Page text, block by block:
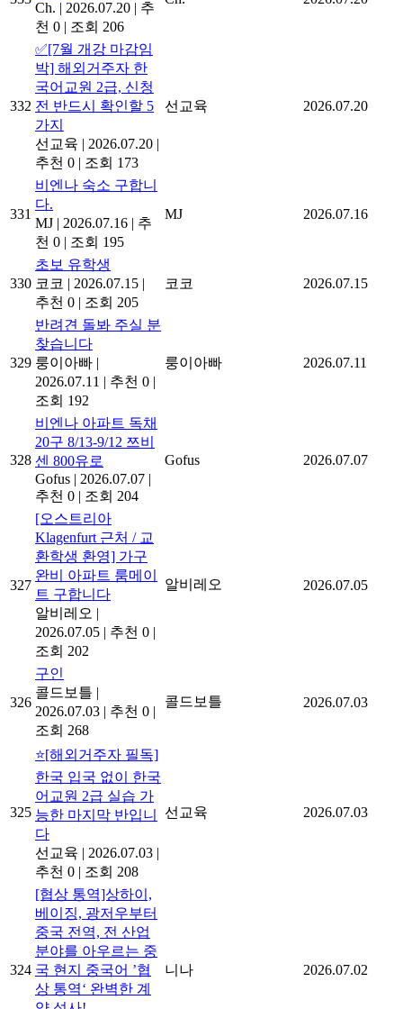
Ch. | 2026.07.20 | 추
천 0 | 조회 206
332
✅[7월 개강 마감임
박] 해외거주자 한
국어교원 2급, 신청
전 반드시 확인할 5
가지
선교육 | 2026.07.20 |
추천 0 | 조회 173
선교육 2026.07.20
331
비엔나 숙소 구합니
다.
MJ | 2026.07.16 | 추
천 0 | 조회 195
MJ 2026.07.16
330
초보 유학생
코코 | 2026.07.15 |
추천 0 | 조회 205
코코 2026.07.15
329
반려견 돌봐 주실 분
찾습니다
룽이아빠 |
2026.07.11 | 추천 0 |
조회 192
룽이아빠 2026.07.11
328
비엔나 아파트 독채
20구 8/13-9/12 쯔비
센 800유로
Gofus | 2026.07.07 |
추천 0 | 조회 204
Gofus 2026.07.07
327
[오스트리아
Klagenfurt 근처 / 교
환학생 환영] 가구
완비 아파트 룸메이
트 구합니다
알비레오 |
2026.07.05 | 추천 0 |
조회 202
알비레오 2026.07.05
326
구인
콜드보틀 |
2026.07.03 | 추천 0 |
조회 268
콜드보틀 2026.07.03
325
⭐[해외거주자 필독]
한국 입국 없이 한국
어교원 2급 실습 가
능한 마지막 반입니
다
선교육 | 2026.07.03 |
추천 0 | 조회 208
선교육 2026.07.03
324
[협상 통역]상하이,
베이징, 광저우부터
중국 전역, 전 산업
분야를 아우르는 중
국 현지 중국어 ’협
상 통역‘ 완벽한 계
니나 2026.07.02